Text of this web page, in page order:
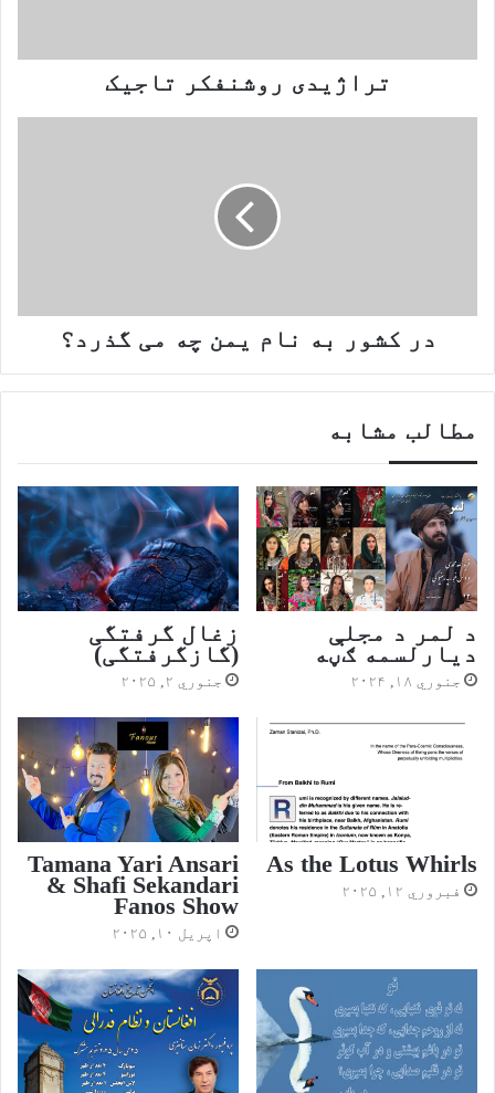
تراژیدی روشنفکر تاجیک
می
گذرد؟در کشور به نام یمن چه می گذرد؟
مطالب مشابه
د لمر د مجلې
دیارلسمه ګڼه
جنوري ۱۸, ۲۰۲۴
زغال گرفتگی
(گازگرفتگی)
جنوري ۲, ۲۰۲۵
As the Lotus Whirls
فبروري ۱۲, ۲۰۲۵
Tamana Yari Ansari
& Shafi Sekandari
Fanos Show
اپریل ۱۰, ۲۰۲۵